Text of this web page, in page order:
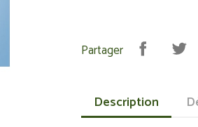
Partager
Description